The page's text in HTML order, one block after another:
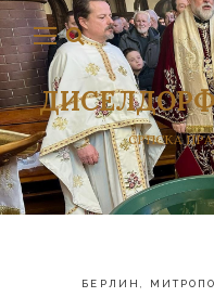
СРПСКА
БЕРЛИН